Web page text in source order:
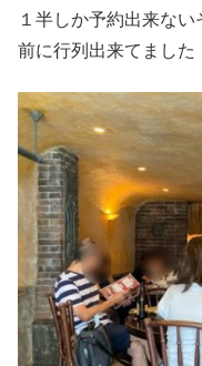
１半しか予約出来な
前に行列出来てました